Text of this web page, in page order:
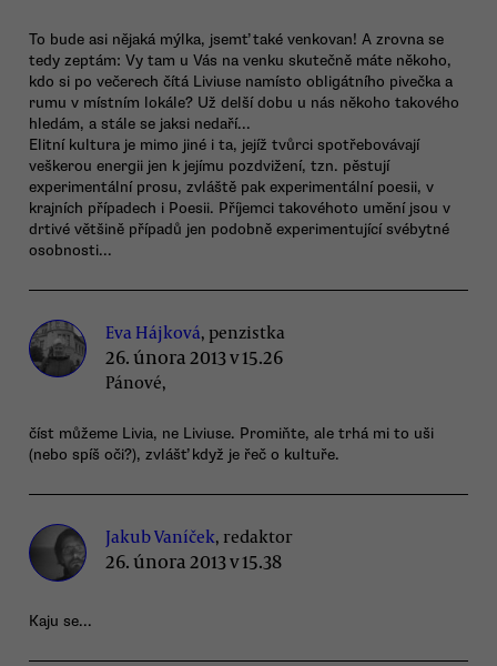
To bude asi nějaká mýlka, jsemť také venkovan! A zrovna se
tedy zeptám: Vy tam u Vás na venku skutečně máte někoho,
kdo si po večerech čítá Liviuse namísto obligátního pivečka a
rumu v místním lokále? Už delší dobu u nás někoho takového
hledám, a stále se jaksi nedaří...
Elitní kultura je mimo jiné i ta, jejíž tvůrci spotřebovávají
veškerou energii jen k jejímu pozdvižení, tzn. pěstují
experimentální prosu, zvláště pak experimentální poesii, v
krajních případech i Poesii. Příjemci takovéhoto umění jsou v
drtivé většině případů jen podobně experimentující svébytné
osobnosti...
Eva Hájková, penzistka
26. února 2013 v 15.26
Pánové,
číst můžeme Livia, ne Liviuse. Promiňte, ale trhá mi to uši
(nebo spíš oči?), zvlášť když je řeč o kultuře.
Jakub Vaníček, redaktor
26. února 2013 v 15.38
Kaju se...